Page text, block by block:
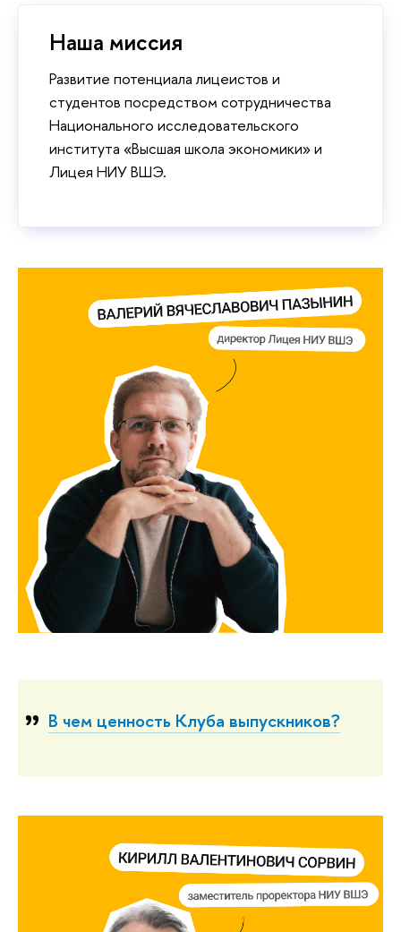
Наша миссия
Развитие потенциала лицеистов и
студентов посредством сотрудничества
Национального исследовательского
института «Высшая школа экономики» и
Лицея НИУ ВШЭ.
В чем ценность Клуба выпускников?